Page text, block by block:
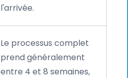
l'arrivée.
Le processus complet
prend généralement
entre 4 et 8 semaines,